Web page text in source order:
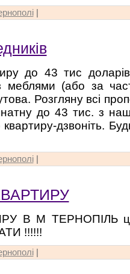
|
до 43 тис
(або за
Розгляну всі
до 43 тис. з
дзвоніть.
|
В М ТЕРНОПІЛЬ
!!!!!!
|